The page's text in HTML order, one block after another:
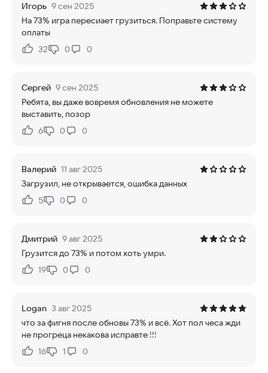
Игорь 9 сен 2025
На 73% игра пересиает грузиться. Поправьте систему
оплаты
Нравится:
32Не нравится:
0 0
Сергей 9 сен 2025
Ребята, вы даже вовремя обновления не можете
выставить, позор
Нравится:
6Не нравится:
0 0
Валерий 11 авг 2025
Загрузил, не открывается, ошибка данных
Нравится:
5Не нравится:
0 0
Дмитрий 9 авг 2025
Грузится до 73% и потом хоть умри.
Нравится:
19Не нравится:
0 0
Logan 3 авг 2025
что за фигня после обновы 73% и всё. Хот пол чеса жди
не прогреца некакова исправте !!!
Нравится:
16Не нравится:
1 0